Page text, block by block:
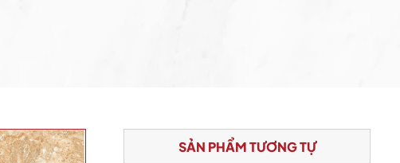
SẢN PHẨM TƯƠNG TỰ